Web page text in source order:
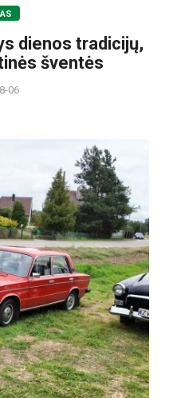
dienos tradicijų,
šventės
06